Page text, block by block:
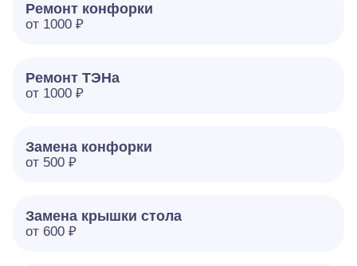
Ремонт конфорки
от 1000 ₽
Ремонт ТЭНа
от 1000 ₽
Замена конфорки
от 500 ₽
Замена крышки стола
от 600 ₽